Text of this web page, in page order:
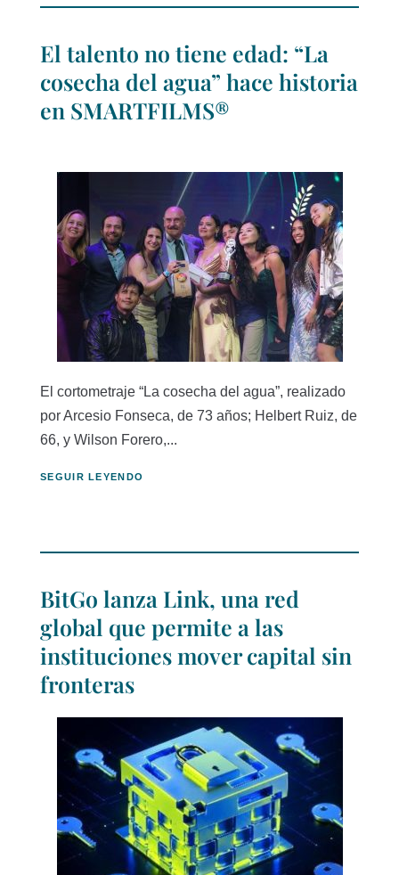
El talento no tiene edad: “La
cosecha del agua” hace historia
en SMARTFILMS®
El cortometraje “La cosecha del agua”, realizado
por Arcesio Fonseca, de 73 años; Helbert Ruiz, de
66, y Wilson Forero,...
SEGUIR LEYENDO
BitGo lanza Link, una red
global que permite a las
instituciones mover capital sin
fronteras